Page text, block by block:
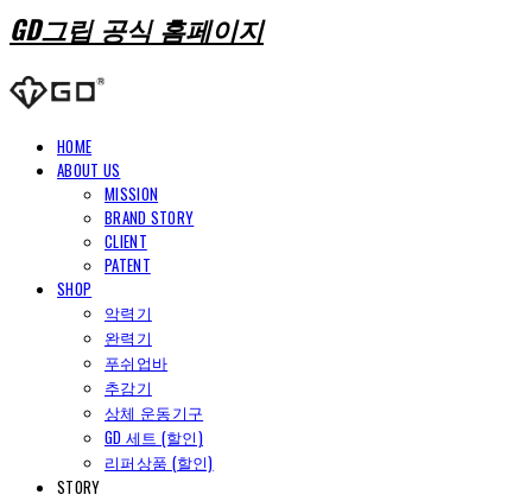
GD그립 공식 홈페이지
HOME
ABOUT US
MISSION
BRAND STORY
CLIENT
PATENT
SHOP
악력기
완력기
푸쉬업바
추감기
상체 운동기구
GD 세트 (할인)
리퍼상품 (할인)
STORY